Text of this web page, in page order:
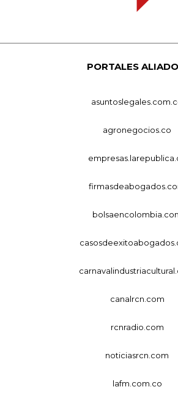
PORTALES
agronegocios.co
canalrcn.com
rcnradio.com
noticiasrcn.com
lafm.com.co